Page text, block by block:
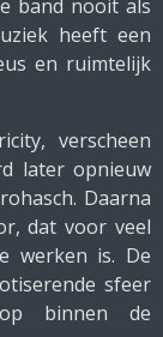
band nooit als
heeft een
en ruimtelijk
, verscheen
later opnieuw
Daarna
, dat voor veel
werken is. De
sfeer
binnen de